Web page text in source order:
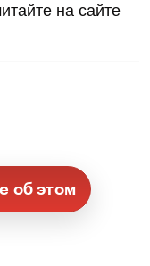
на сайте
об этом